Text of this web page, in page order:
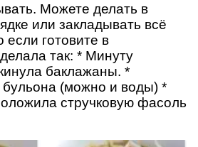
Можете делать в
или закладывать всё
если готовите в
так: * Минуту
баклажаны. *
бульона (можно и воды) *
стручковую фасоль